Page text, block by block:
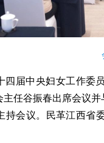
四届中央妇女工作委
主任谷振春出席会议
持会议。民革江西省